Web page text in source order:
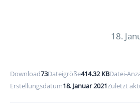
18.
Download73Dateigröße414.32 KBDatei-
Erstellungsdatum18. Januar 2021Zuletzt